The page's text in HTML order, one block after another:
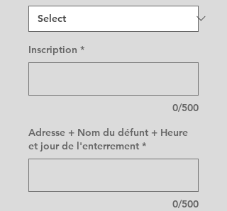
Inscription *
0/500
Adresse + Nom du défunt + Heure
et jour de l'enterrement *
0/500